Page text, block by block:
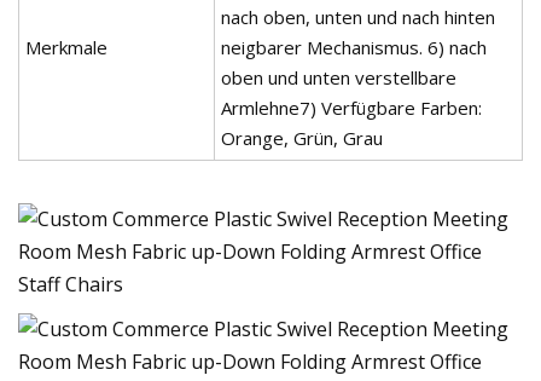
Merkmale
nach oben, unten und nach hinten
neigbarer Mechanismus. 6) nach
oben und unten verstellbare
Armlehne7) Verfügbare Farben:
Orange, Grün, Grau